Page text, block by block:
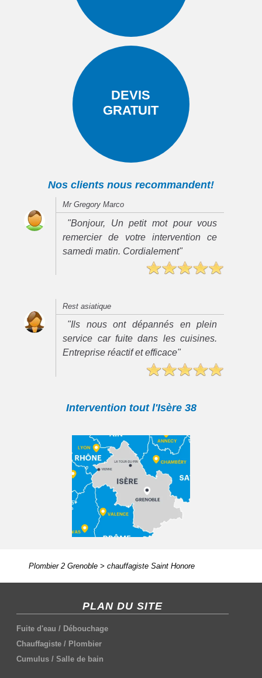
DEVIS
GRATUIT
Nos clients nous recommandent!
Mr Gregory Marco
"Bonjour, Un petit mot pour vous
remercier de votre intervention ce
samedi matin. Cordialement"
Rest asiatique
"Ils nous ont dépannés en plein
service car fuite dans les cuisines.
Entreprise réactif et efficace"
Intervention tout l'Isère 38
Plombier 2 Grenoble> chauffagiste Saint Honore
PLAN DU SITE
Fuite d'eau / Débouchage
Chauffagiste / Plombier
Cumulus /Salle de bain